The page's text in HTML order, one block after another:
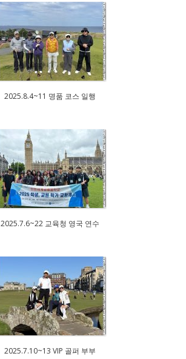
2025.8.4~11 명품 코스 일행
2025.7.6~22 교육청 영국 연수
2025.7.10~13 VIP 골퍼 부부